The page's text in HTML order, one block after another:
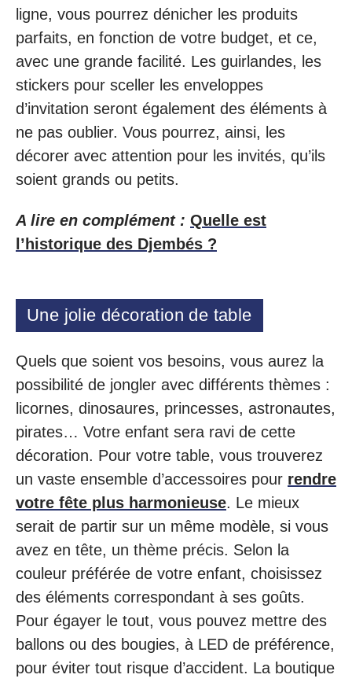
ligne, vous pourrez dénicher les produits
parfaits, en fonction de votre budget, et ce,
avec une grande facilité. Les guirlandes, les
stickers pour sceller les enveloppes
d’invitation seront également des éléments à
ne pas oublier. Vous pourrez, ainsi, les
décorer avec attention pour les invités, qu’ils
soient grands ou petits.
A lire en complément : Quelle est
l’historique des Djembés ?
Une jolie décoration de table
Quels que soient vos besoins, vous aurez la
possibilité de jongler avec différents thèmes :
licornes, dinosaures, princesses, astronautes,
pirates… Votre enfant sera ravi de cette
décoration. Pour votre table, vous trouverez
un vaste ensemble d’accessoires pour rendre
votre fête plus harmonieuse. Le mieux
serait de partir sur un même modèle, si vous
avez en tête, un thème précis. Selon la
couleur préférée de votre enfant, choisissez
des éléments correspondant à ses goûts.
Pour égayer le tout, vous pouvez mettre des
ballons ou des bougies, à LED de préférence,
pour éviter tout risque d’accident. La boutique